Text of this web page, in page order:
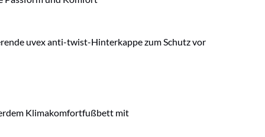
uvex anti-twist-Hinterkappe zum Schutz vor
Klimakomfortfußbett mit